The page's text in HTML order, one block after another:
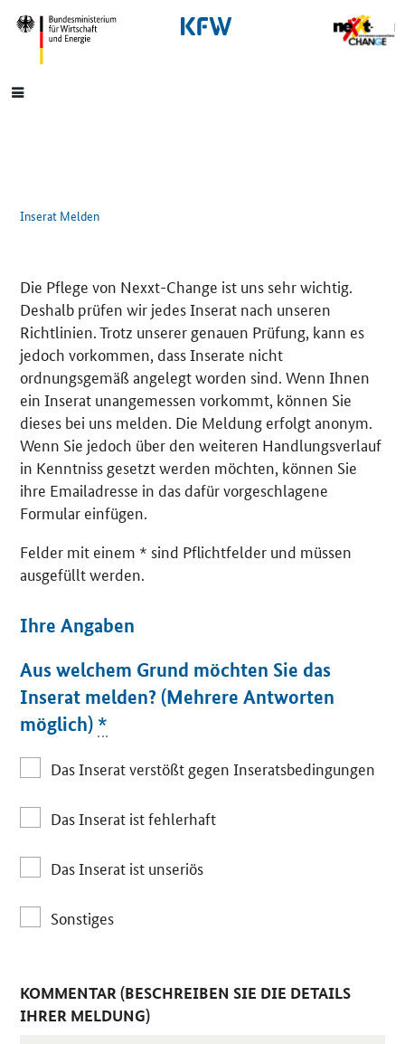
SrOnlyNavigation
Hauptmenü
Inserat Melden
Die Pflege von Nexxt-Change ist uns sehr wichtig.
Deshalb prüfen wir jedes Inserat nach unseren
Richtlinien. Trotz unserer genauen Prüfung, kann es
jedoch vorkommen, dass Inserate nicht
ordnungsgemäß angelegt worden sind. Wenn Ihnen
ein Inserat unangemessen vorkommt, können Sie
dieses bei uns melden. Die Meldung erfolgt anonym.
Wenn Sie jedoch über den weiteren Handlungsverlauf
in Kenntniss gesetzt werden möchten, können Sie
ihre Emailadresse in das dafür vorgeschlagene
Formular einfügen.
Felder mit einem * sind Pflichtfelder und müssen
ausgefüllt werden.
Ihre Angaben
Aus welchem Grund möchten Sie das
Inserat melden? (Mehrere Antworten
möglich) *
Das Inserat verstößt gegen Inseratsbedingungen
Das Inserat ist fehlerhaft
Das Inserat ist unseriös
Sonstiges
KOMMENTAR (BESCHREIBEN SIE DIE DETAILS
IHRER MELDUNG)